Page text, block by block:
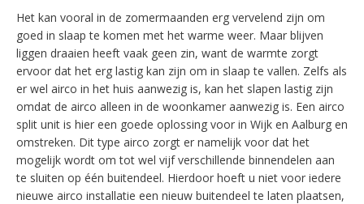
Het kan vooral in de zomermaanden erg vervelend zijn om
goed in slaap te komen met het warme weer. Maar blijven
liggen draaien heeft vaak geen zin, want de warmte zorgt
ervoor dat het erg lastig kan zijn om in slaap te vallen. Zelfs als
er wel airco in het huis aanwezig is, kan het slapen lastig zijn
omdat de airco alleen in de woonkamer aanwezig is. Een airco
split unit is hier een goede oplossing voor in Wijk en Aalburg en
omstreken. Dit type airco zorgt er namelijk voor dat het
mogelijk wordt om tot wel vijf verschillende binnendelen aan
te sluiten op één buitendeel. Hierdoor hoeft u niet voor iedere
nieuwe airco installatie een nieuw buitendeel te laten plaatsen,